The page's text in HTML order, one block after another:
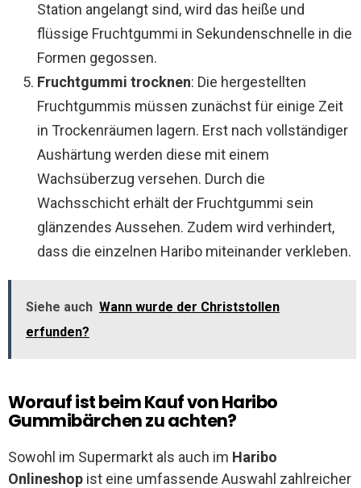
Station angelangt sind, wird das heiße und
flüssige Fruchtgummi in Sekundenschnelle in die
Formen gegossen.
Fruchtgummi trocknen: Die hergestellten
Fruchtgummis müssen zunächst für einige Zeit
in Trockenräumen lagern. Erst nach vollständiger
Aushärtung werden diese mit einem
Wachsüberzug versehen. Durch die
Wachsschicht erhält der Fruchtgummi sein
glänzendes Aussehen. Zudem wird verhindert,
dass die einzelnen Haribo miteinander verkleben.
Siehe auch Wann wurde der Christstollen
erfunden?
Worauf ist beim Kauf von Haribo
Gummibärchen zu achten?
Sowohl im Supermarkt als auch im Haribo
Onlineshop ist eine umfassende Auswahl zahlreicher